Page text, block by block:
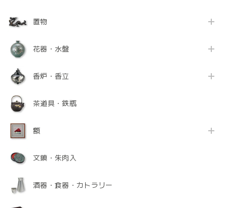
置物
花器・水盤
香炉・香立
茶道具・鉄瓶
額
文鎮・朱肉入
酒器・食器・カトラリー